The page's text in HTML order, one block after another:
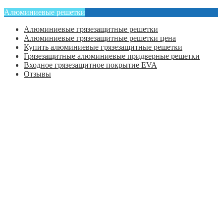
Алюминиевые решетки
Алюминиевые грязезащитные решетки
Алюминиевые грязезащитные решетки цена
Купить алюминиевые грязезащитные решетки
Грязезащитные алюминиевые придверные решетки
Входное грязезащитное покрытие EVA
Отзывы